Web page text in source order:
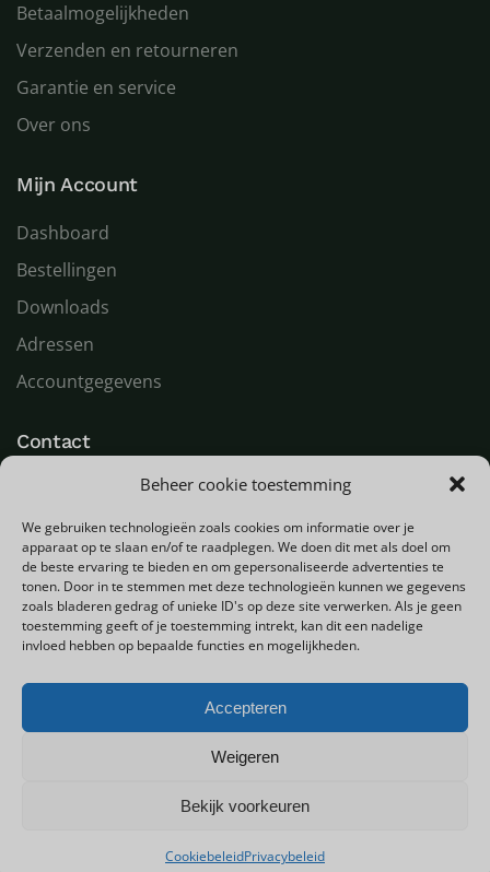
Beheer cookie toestemming
We gebruiken technologieën zoals cookies om informatie over je
apparaat op te slaan en/of te raadplegen. We doen dit met als doel om
de beste ervaring te bieden en om gepersonaliseerde advertenties te
tonen. Door in te stemmen met deze technologieën kunnen we gegevens
zoals bladeren gedrag of unieke ID's op deze site verwerken. Als je geen
toestemming geeft of je toestemming intrekt, kan dit een nadelige
invloed hebben op bepaalde functies en mogelijkheden.
Accepteren
Weigeren
Bekijk voorkeuren
CookiebeleidPrivacybeleid
Betaalmogelijkheden
Verzenden en retourneren
Garantie en service
Over ons
Mijn Account
Dashboard
Bestellingen
Downloads
Adressen
Accountgegevens
Contact
9482 WR Tynaarlo
Nederland
T+31 (0) 592 580000
Einfo@ledgoeroe.nl
Copyright © 2025 - Alle rechten voorbehouden